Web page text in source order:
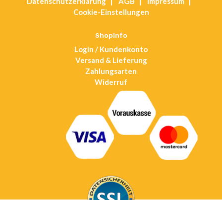
a
tab
Cookie-Einstellungen
Shopinfo
Login / Kundenkonto
Versand & Lieferung
Zahlungsarten
Widerruf